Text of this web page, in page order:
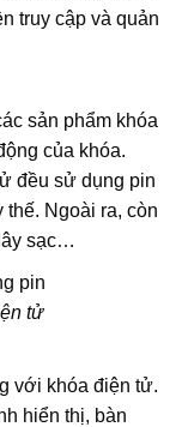
truy cập và quản
sản phẩm khóa
của khóa.
đều sử dụng pin
thế. Ngoài ra, còn
sạc…
tử
với khóa điện tử.
hiển thị, bàn